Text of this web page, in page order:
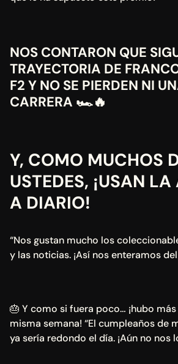
NOS CONTARON QUE
TRAYECTORIA DE
F2 Y NO SE PIERDEN NI
CARRERA 🏎️🔥
Y, COMO MUCHOS
USTEDES, ¡USAN
A DIARIO!
“Nos gustan mucho los
y las noticias. ¡Así nos enteramos
🎂 Y como si fuera poco… ¡hubo
misma semana! “El cumpleaños de
ya sería redondo el día. ¡Aún no nos